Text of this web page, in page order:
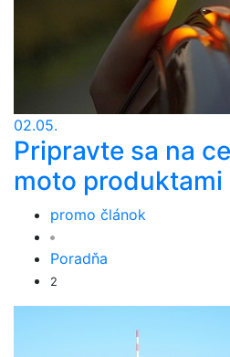
02.05.
Pripravte sa na
moto produktami
promo článok
Poradňa
2